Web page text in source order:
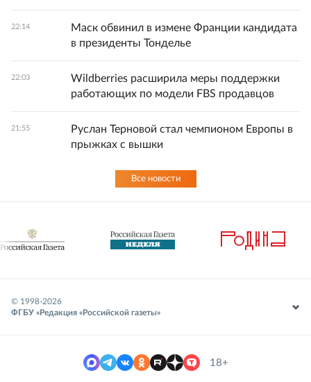
22:14
Маск обвинил в измене Франции кандидата
в президенты Тонделье
22:03
Wildberries расширила меры поддержки
работающих по модели FBS продавцов
21:55
Руслан Терновой стал чемпионом Европы в
прыжках с вышки
Все новости
© 1998-2026
ФГБУ «Редакция «Российской газеты»
18+